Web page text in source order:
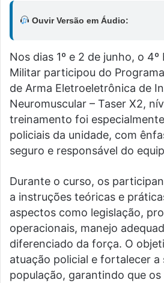
Ouvir Versão em Áudio:
Nos dias 1º e 2 de junho, o
Militar participou do
de Arma Eletroeletrônica de
Neuromuscular – Taser X2,
treinamento foi
policiais da unidade, com
seguro e responsável do
Durante o curso, os
a instruções teóricas e
aspectos como legislação,
operacionais, manejo
diferenciado da força. O
atuação policial e fortalecer a
população, garantindo que